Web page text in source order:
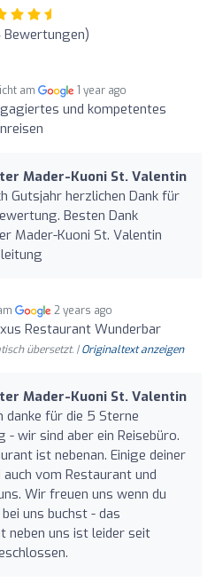
Bewertungen)
am 1 year ago
und kompetentes
Mader-Kuoni St. Valentin
Gutsjahr herzlichen Dank für
Besten Dank
Mader-Kuoni St. Valentin
2 years ago
Restaurant Wunderbar
übersetzt. |Originaltext anzeigen
Mader-Kuoni St. Valentin
danke für die 5 Sterne
- wir sind aber ein Reisebüro.
ist nebenan. Einige deiner
auch vom Restaurant und
Wir freuen uns wenn du
uns buchst - das
neben uns ist leider seit